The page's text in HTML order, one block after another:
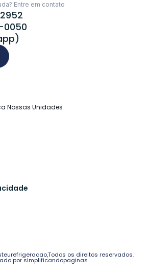
Entre em contato
0050
Nossas Unidades
os direitos reservados.
por simplificandopaginas